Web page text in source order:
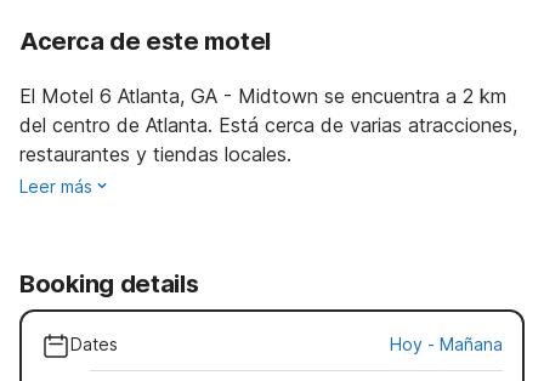
Acerca de este motel
El Motel 6 Atlanta, GA - Midtown se encuentra a 2 km
del centro de Atlanta. Está cerca de varias atracciones,
restaurantes y tiendas locales.
Leer más
Booking details
Dates Hoy - Mañana